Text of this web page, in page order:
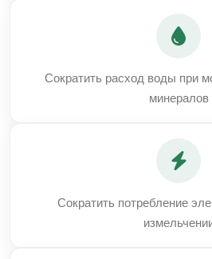
Сократить расход воды при
минералов
Сократить потребление